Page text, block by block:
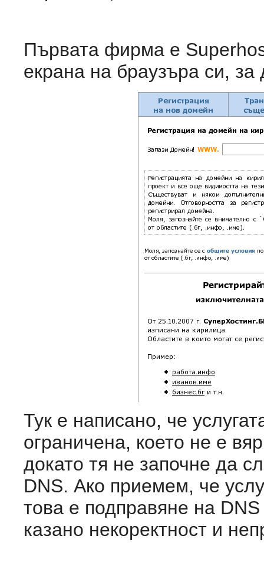
Първата фирма е
екрана на браузъра си, за
Тук е написано, че
ограничена, което не е
докато тя не започне да
DNS. Ако приемем, че
това е подправяне на
казано некоректност и